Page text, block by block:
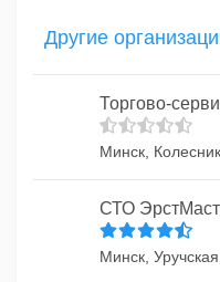
Другие
Торгово-
Минск,
СТО
Минск,